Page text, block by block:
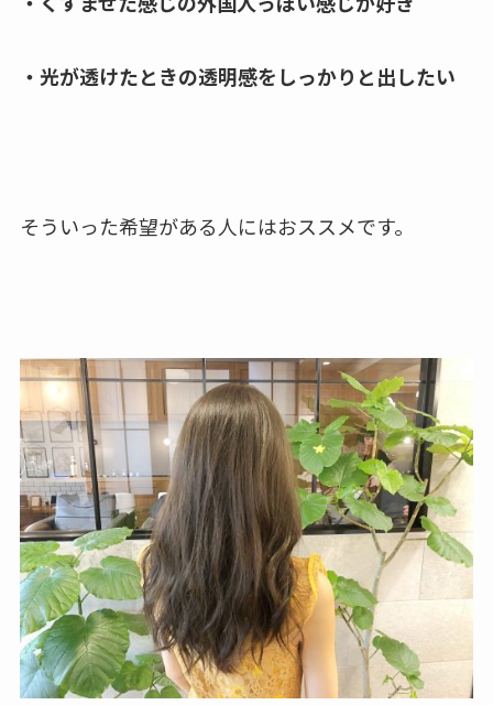
・光が透けたときの透明感をしっかりと出したい
そういった希望がある人にはおススメです。